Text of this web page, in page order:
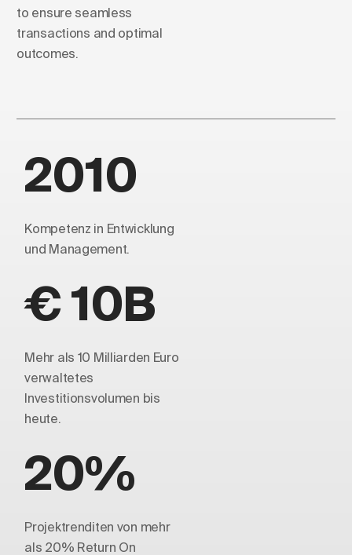
to ensure seamless
transactions and optimal
outcomes.
2010
Kompetenz in Entwicklung
und Management.
€ 10B
Mehr als 10 Milliarden Euro
verwaltetes
Investitionsvolumen bis
heute.
20%
Projektrenditen von mehr
als 20% Return On